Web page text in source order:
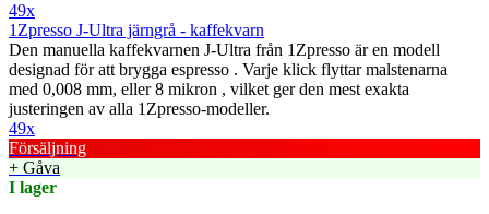
49x
1Zpresso J-Ultra järngrå - kaffekvarn
Den manuella kaffekvarnen J-Ultra från 1Zpresso är en modell
designad för att brygga espresso . Varje klick flyttar malstenarna
med 0,008 mm, eller 8 mikron , vilket ger den mest exakta
justeringen av alla 1Zpresso-modeller.
49x
Försäljning
+ Gåva
I lager